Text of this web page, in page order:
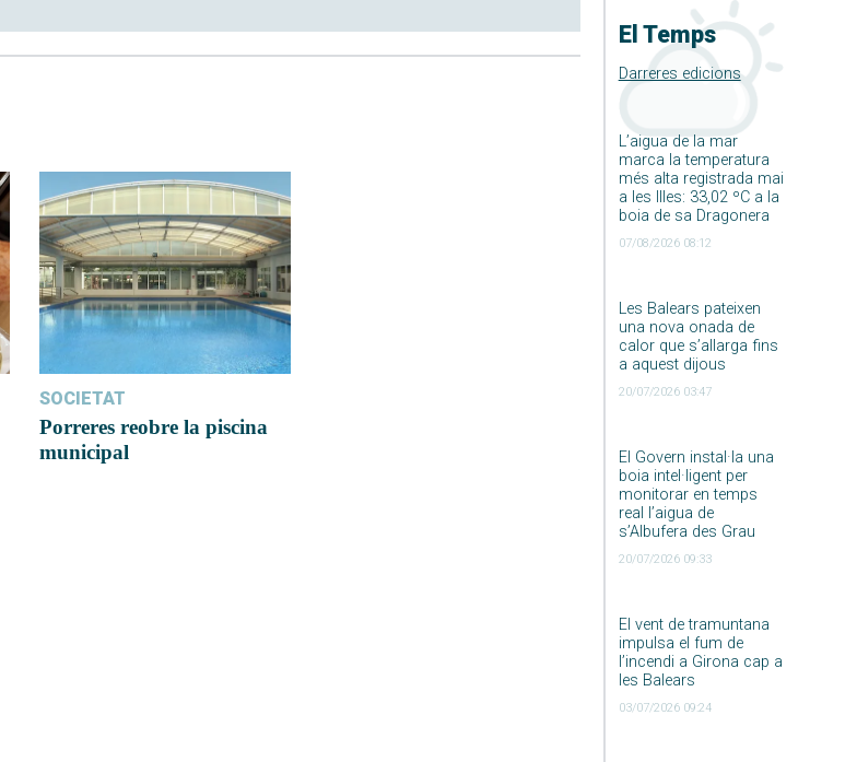
El Temps
Darreres edicions
L’aigua de la mar
marca la temperatura
més alta registrada mai
a les Illes: 33,02 ºC a la
boia de sa Dragonera
07/08/2026 08:12
Les Balears pateixen
una nova onada de
calor que s’allarga fins
a aquest dijous
20/07/2026 03:47
El Govern instal·la una
boia intel·ligent per
monitorar en temps
real l’aigua de
s’Albufera des Grau
20/07/2026 09:33
El vent de tramuntana
impulsa el fum de
l’incendi a Girona cap a
les Balears
03/07/2026 09:24
SOCIETAT
Porreres reobre la piscina
municipal